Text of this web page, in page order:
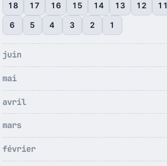
18 17 16 15 14 13 12 11
6 5 4 3 2 1
juin
mai
avril
mars
février